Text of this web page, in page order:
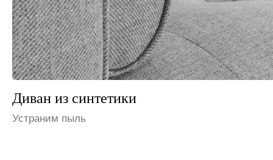
Диван из флока
Избавим от запаха мочи